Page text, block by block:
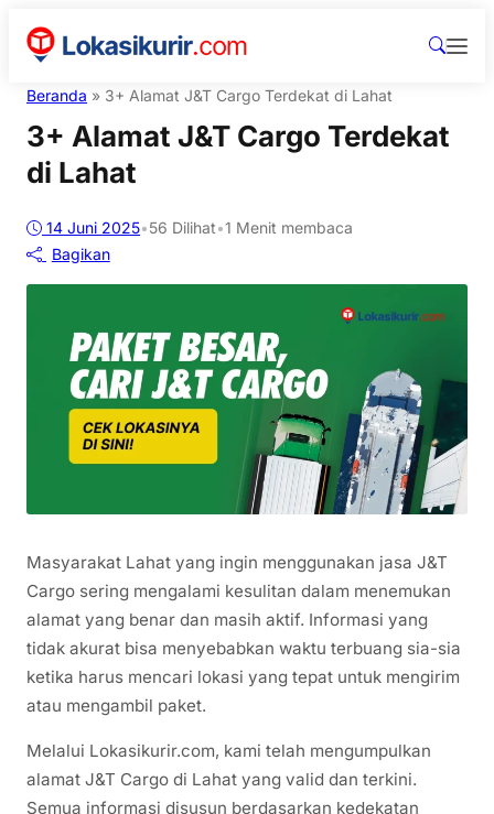
Beranda » 3+ Alamat J&T Cargo Terdekat di Lahat
3+ Alamat J&T Cargo Terdekat
di Lahat
14 Juni 2025•56 Dilihat•1 Menit membaca
Bagikan
Masyarakat Lahat yang ingin menggunakan jasa J&T
Cargo sering mengalami kesulitan dalam menemukan
alamat yang benar dan masih aktif. Informasi yang
tidak akurat bisa menyebabkan waktu terbuang sia-sia
ketika harus mencari lokasi yang tepat untuk mengirim
atau mengambil paket.
Melalui Lokasikurir.com, kami telah mengumpulkan
alamat J&T Cargo di Lahat yang valid dan terkini.
Semua informasi disusun berdasarkan kedekatan